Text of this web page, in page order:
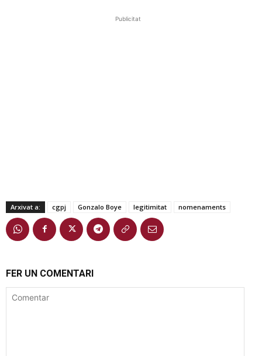
Publicitat
Arxivat a: cgpj Gonzalo Boye legitimitat nomenaments
FER UN COMENTARI